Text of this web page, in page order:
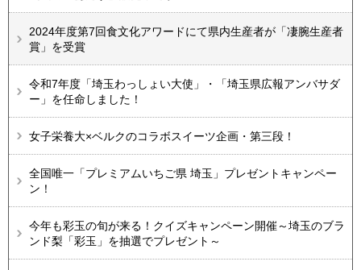
2024年度第7回食文化アワードにて県内生産者が「凄腕生産者
賞」を受賞
令和7年度「埼玉わっしょい大使」・「埼玉県広報アンバサダ
ー」を任命しました！
女子栄養大×ベルクのコラボスイーツ企画・第三段！
全国唯一「プレミアムいちご県 埼玉」プレゼントキャンペー
ン！
今年も彩玉の旬が来る！クイズキャンペーン開催～埼玉のブラ
ンド梨「彩玉」を抽選でプレゼント～